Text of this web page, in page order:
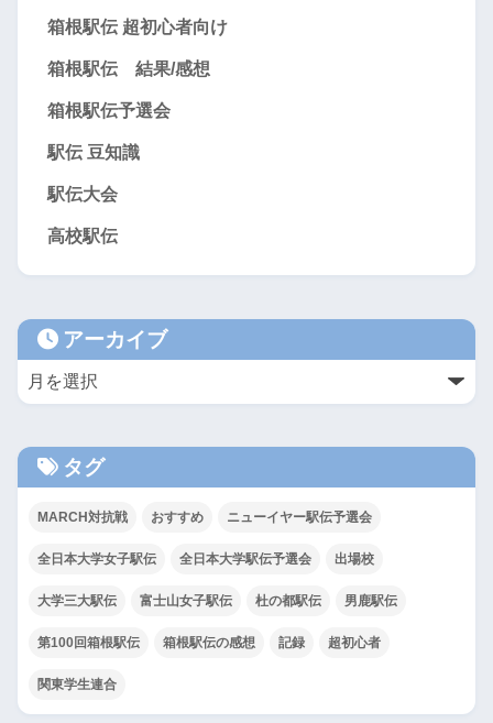
箱根駅伝 超初心者向け
箱根駅伝 結果/感想
箱根駅伝予選会
駅伝 豆知識
駅伝大会
高校駅伝
アーカイブ
タグ
MARCH対抗戦 おすすめ ニューイヤー駅伝予選会
全日本大学女子駅伝 全日本大学駅伝予選会 出場校
大学三大駅伝 富士山女子駅伝 杜の都駅伝 男鹿駅伝
第100回箱根駅伝 箱根駅伝の感想 記録 超初心者
関東学生連合